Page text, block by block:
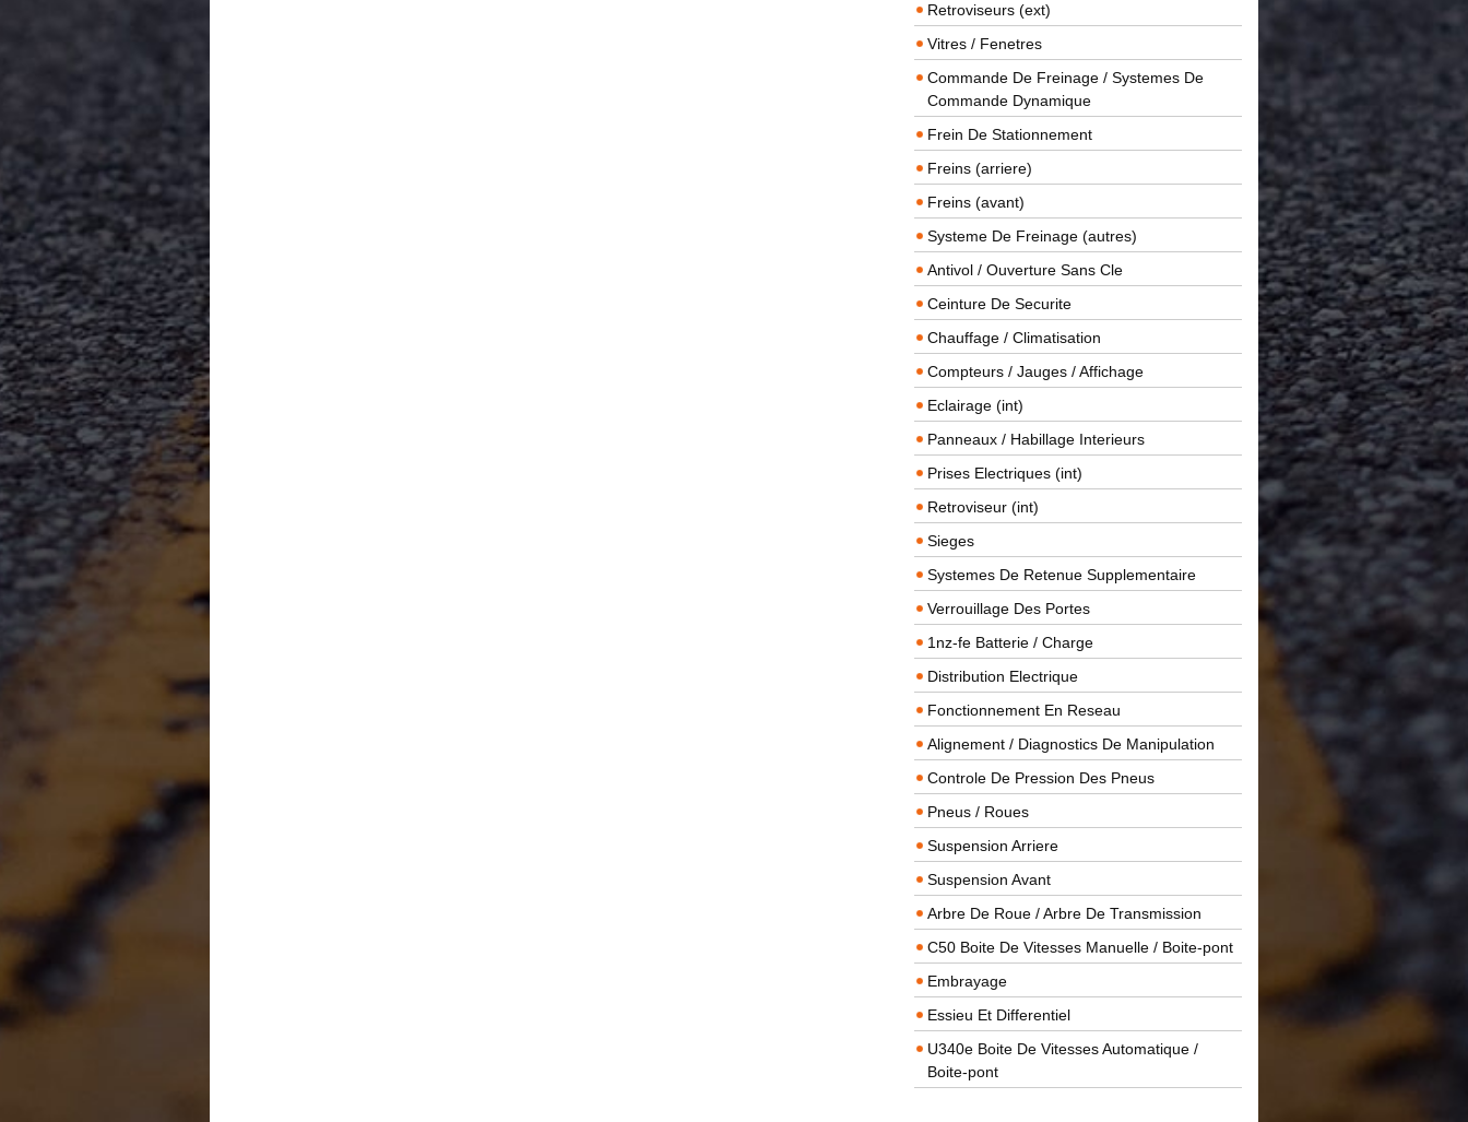
Retroviseurs (ext)
Vitres / Fenetres
Commande De Freinage / Systemes De
Commande Dynamique
Frein De Stationnement
Freins (arriere)
Freins (avant)
Systeme De Freinage (autres)
Antivol / Ouverture Sans Cle
Ceinture De Securite
Chauffage / Climatisation
Compteurs / Jauges / Affichage
Eclairage (int)
Panneaux / Habillage Interieurs
Prises Electriques (int)
Retroviseur (int)
Sieges
Systemes De Retenue Supplementaire
Verrouillage Des Portes
1nz-fe Batterie / Charge
Distribution Electrique
Fonctionnement En Reseau
Alignement / Diagnostics De Manipulation
Controle De Pression Des Pneus
Pneus / Roues
Suspension Arriere
Suspension Avant
Arbre De Roue / Arbre De Transmission
C50 Boite De Vitesses Manuelle / Boite-pont
Embrayage
Essieu Et Differentiel
U340e Boite De Vitesses Automatique /
Boite-pont